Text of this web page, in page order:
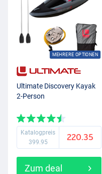
MEHRERE OPTIONEN
Ultimate Discovery Kayak
2-Person
Katalogpreis
399.95
220.35
Zum deal